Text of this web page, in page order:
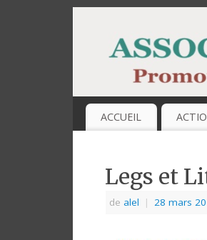
ACCUEIL
Legs et
de alel | 28 mars